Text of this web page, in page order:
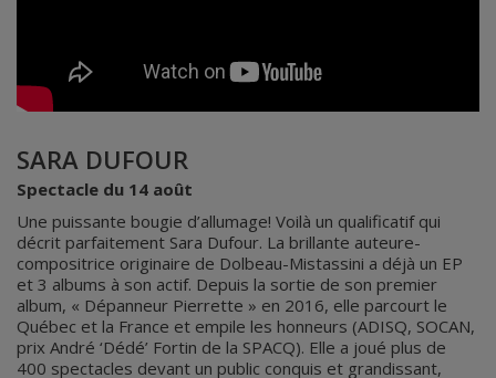
SARA DUFOUR
Spectacle du 14 août
Une puissante bougie d’allumage! Voilà un qualificatif qui
décrit parfaitement Sara Dufour. La brillante auteure-
compositrice originaire de Dolbeau-Mistassini a déjà un EP
et 3 albums à son actif. Depuis la sortie de son premier
album, « Dépanneur Pierrette » en 2016, elle parcourt le
Québec et la France et empile les honneurs (ADISQ, SOCAN,
prix André ‘Dédé’ Fortin de la SPACQ). Elle a joué plus de
400 spectacles devant un public conquis et grandissant,